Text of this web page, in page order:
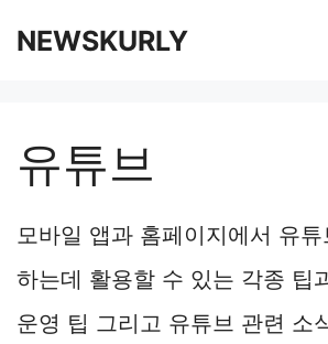
너
뛰
기
NEWSKURLY
유튜브
모바일 앱과 홈페이지에서 유
하는데 활용할 수 있는 각종 팁
운영 팁 그리고 유튜브 관련 소